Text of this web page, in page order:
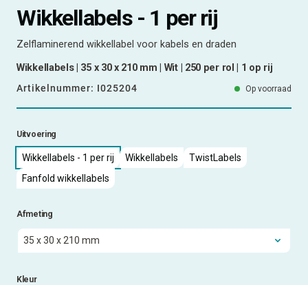
Wikkellabels - 1 per rij
Zelflaminerend wikkellabel voor kabels en draden
Wikkellabels | 35 x 30 x 210 mm | Wit | 250 per rol | 1 op rij
Artikelnummer: I025204 Op voorraad
Uitvoering
Wikkellabels - 1 per rij Wikkellabels
TwistLabels
Fanfold wikkellabels
Afmeting
Kleur